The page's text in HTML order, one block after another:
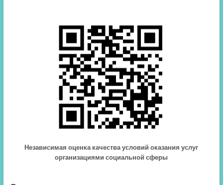
Независимая оценка качества условий оказания услуг
организациями социальной сферы